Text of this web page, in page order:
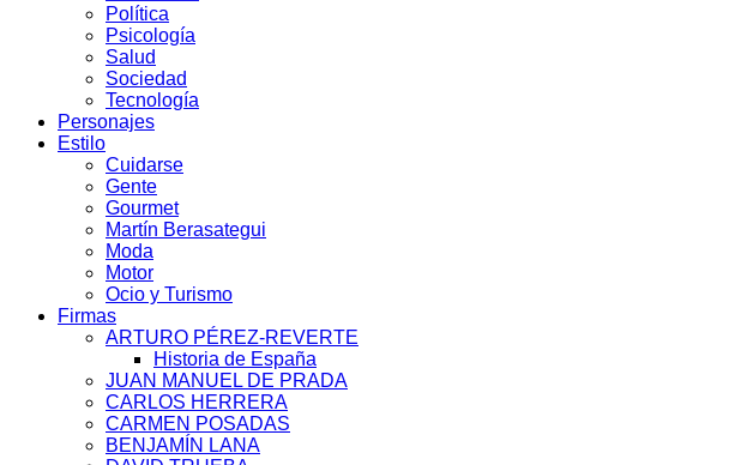
Política
Psicología
Salud
Sociedad
Tecnología
Personajes
Estilo
Cuidarse
Gente
Gourmet
Martín Berasategui
Moda
Motor
Ocio y Turismo
Firmas
ARTURO PÉREZ-REVERTE
Historia de España
JUAN MANUEL DE PRADA
CARLOS HERRERA
CARMEN POSADAS
BENJAMÍN LANA